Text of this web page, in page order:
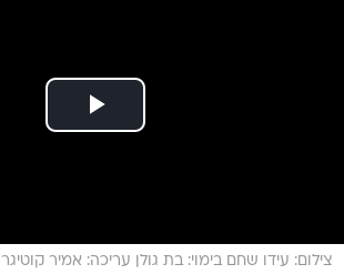
צילום: עידו שחם בימוי: בת גולן עריכה: אמיר קוטיגרו